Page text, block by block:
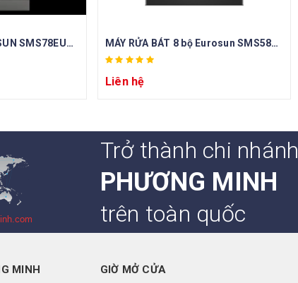
MÁY RỬA BÁT EUROSUN SMS78EU12ES (SILVER) MÁY RỬA BÁT 8 bộ Eurosun SMS58EU09BT
Liên hệ
Trở thành chi nhánh
PHƯƠNG MINH
trên toàn quốc
MINH GIỜ MỞ CỬA